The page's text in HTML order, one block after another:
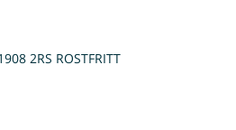
2RS ROSTFRITT